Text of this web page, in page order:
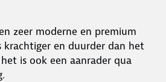
zeer moderne en premium
krachtiger en duurder dan het
is ook een aanrader qua